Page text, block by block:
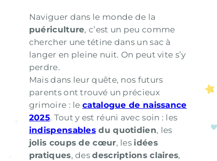
Naviguer dans le monde de la
puériculture, c’est un peu comme
chercher une tétine dans un sac à
langer en pleine nuit. On peut vite s’y
perdre.
Mais dans leur quête, nos futurs
parents ont trouvé un précieux
grimoire : lecatalogue de naissance
2025. Tout y est réuni avec soin : les
indispensables du quotidien, les
jolis coups de cœur, les idées
pratiques, desdescriptions claires,